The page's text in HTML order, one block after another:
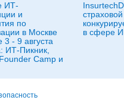
ИТ-
и
по
в Москве
3 - 9 августа
ИТ-Пикник,
Camp и
в сфере